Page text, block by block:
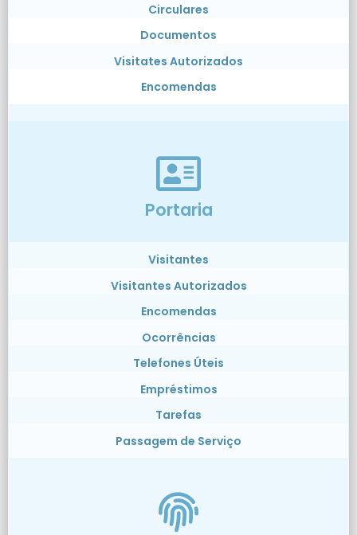
Circulares
Documentos
Visitates Autorizados
Encomendas
Portaria
Visitantes
Visitantes Autorizados
Encomendas
Ocorrências
Telefones Úteis
Empréstimos
Tarefas
Passagem de Serviço